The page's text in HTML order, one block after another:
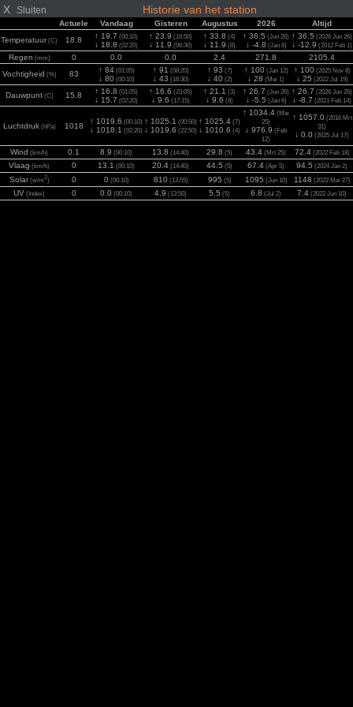
X Sluiten Historie van het station
Actuele Vandaag Gisteren Augustus 2026
Altijd
Temperatuur (C) 18.8 ↑ 19.7 (00:10)
↓ 18.8 (02:20)
↑ 23.9 (16:50)
↓ 11.9 (06:30)
↑ 33.8 (4)
↓ 11.9 (8)
↑ 36.5 (Jun 26)
↓ -4.8 (Jan 6)
↑ 36.5 (2026 Jun 26)
↓ -12.9 (2012 Feb 1)
Regen (mm) 0 0.0 0.0 2.4 271.8
2105.4
Vochtigheid (%) 83 ↑ 84(01:05)
↓ 80(00:10)
↑ 91 (08:20)
↓ 43 (16:30)
↑ 93 (7)
↓ 40(2)
↑ 100(Jan 12)
↓ 28 (Mei 1)
↑ 100(2025 Nov 8)
↓ 25 (2022 Jul 19)
Dauwpunt(C) 15.8 ↑ 16.8 (01:05)
↓ 15.7 (02:20)
↑ 16.6 (23:05)
↓ 9.6 (17:15)
↑ 21.1 (3)
↓ 9.6 (8)
↑ 26.7 (Jun 26)
↓ -5.5 (Jan 6)
↑ 26.7 (2026 Jun 26)
↓ -8.7 (2021 Feb 14)
Luchtdruk(hPa) 1018
↑ 1019.6 (00:10)
↓ 1018.1 (02:20)
↑ 1025.1 (00:50)
↓ 1019.6 (22:50)
↑ 1025.4 (7)
↓ 1010.6 (4)
↑ 1034.4 (Mei
25)
↓ 976.9 (Feb
12)
↑ 1057.0(2016 Mrt
31)
↓ 0.0 (2025 Jul 17)
Wind (km/h) 0.1 8.9 (00:10) 13.8 (14:40) 29.8 (5) 43.4 (Mrt 25) 72.4(2022 Feb 18)
Vlaag (km/h) 0 13.1 (00:10) 20.4 (14:40) 44.5 (5) 67.4 (Apr 5) 94.5 (2024 Jan 2)
Solar(w/m2) 0 0(00:10) 810(13:55) 995 (5) 1095 (Jun 10) 1148 (2022 Mei 27)
UV (Index) 0 0.0 (00:10) 4.9 (13:50) 5.5 (5) 6.8 (Jul 2) 7.4 (2022 Jun 10)